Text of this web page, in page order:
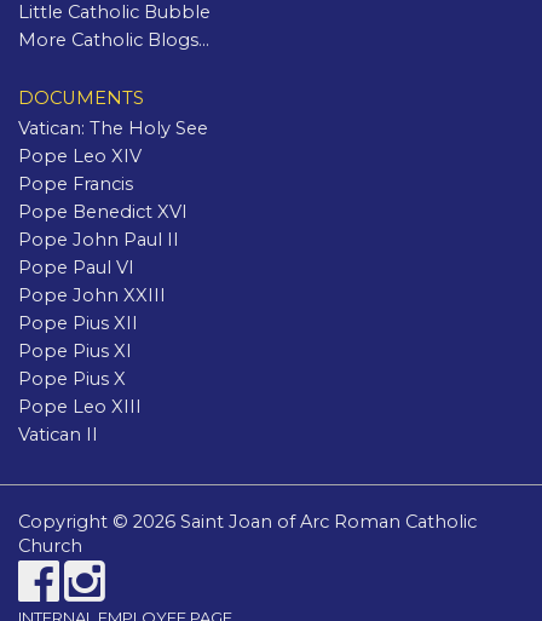
Little Catholic Bubble
More Catholic Blogs...
DOCUMENTS
Vatican: The Holy See
Pope Leo XIV
Pope Francis
Pope Benedict XVI
Pope John Paul II
Pope Paul VI
Pope John XXIII
Pope Pius XII
Pope Pius XI
Pope Pius X
Pope Leo XIII
Vatican II
Copyright © 2026 Saint Joan of Arc Roman Catholic
Church